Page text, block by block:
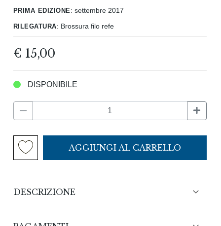
prima edizione: settembre 2017
rilegatura: Brossura filo refe
€ 15,00
DISPONIBILE
AGGIUNGI AL CARRELLO
DESCRIZIONE